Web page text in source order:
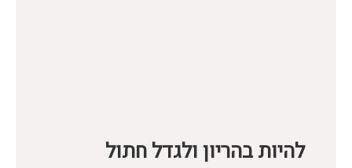
להיות בהריון ולגדל חתול